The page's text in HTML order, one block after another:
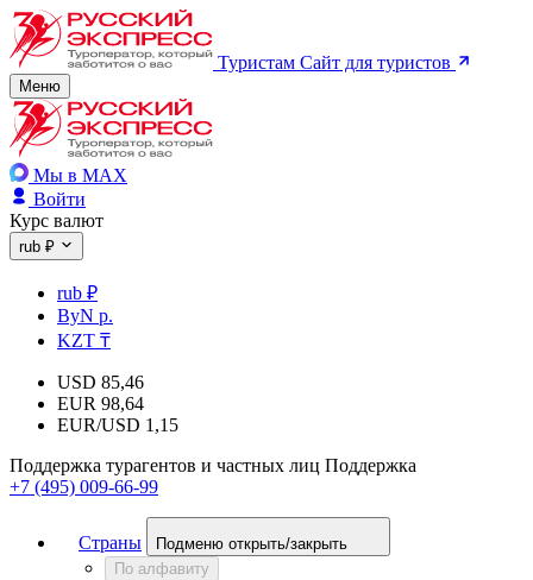
Туристам Сайт для туристов
Меню
Мы в MAX
Войти
Курс валют
rub ₽
rub ₽
ByN р.
KZT ₸
USD 85,46
EUR 98,64
EUR/USD 1,15
Поддержка турагентов и частных лиц Поддержка
+7 (495) 009-66-99
Страны
Подменю открыть/закрыть
По алфавиту